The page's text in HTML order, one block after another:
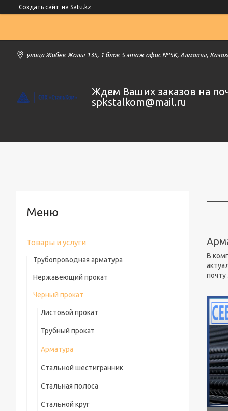
Создать сайт на Satu.kz
улица Жибек Жолы 135, 1 блок 5 этаж офис №5К, Алматы,
Ждем Ваших заказов на
spkstalkom@mail.ru
В
почту
Товары и услуги
Трубопроводная арматура
Фасонные части трубопроводов
Фланцы
Фасонные изделия в ППУ
Задвижки
Дисковые затворы
Шаровые Краны
Гидранты
Обратный межфланцевый клапан
Нержавеющий прокат
Нержавеющая труба
Нержавеющий уголок
Нержавеющая проволока
Нержавеющий лист
Цветные нержавеющие листы
Нержавеющая полоса
Нержавеющая плита
Черный прокат
Листовой прокат
Трубный прокат
Арматура
Стальной шестигранник
Стальная полоса
Стальной круг